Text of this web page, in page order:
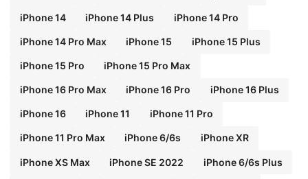
iPhone 14 iPhone 14 Plus iPhone 14 Pro
iPhone 14 Pro Max iPhone 15 iPhone 15 Plus
iPhone 15 Pro iPhone 15 Pro Max
iPhone 16 Pro Max iPhone 16 Pro iPhone 16 Plus
iPhone 16 iPhone 11 iPhone 11 Pro
iPhone 11 Pro Max iPhone 6/6s iPhone XR
iPhone XS Max iPhone SE 2022 iPhone 6/6s Plus